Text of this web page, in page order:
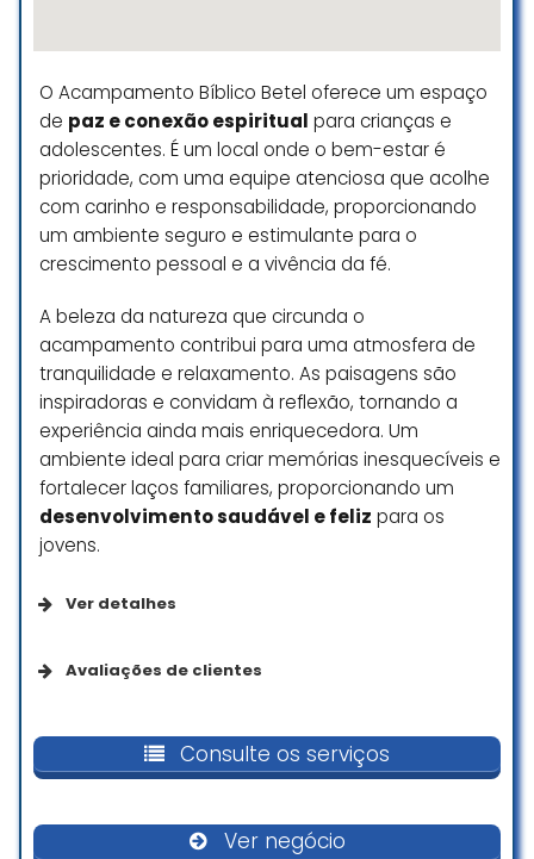
Ótimo localização e infraestrutura.
Silvio Sales
☆ 5/5
O Acampamento Bíblico Betel oferece um espaço
de paz e conexão espiritual para crianças e
adolescentes. É um local onde o bem-estar é
prioridade, com uma equipe atenciosa que acolhe
com carinho e responsabilidade, proporcionando
um ambiente seguro e estimulante para o
crescimento pessoal e a vivência da fé.
A beleza da natureza que circunda o
acampamento contribui para uma atmosfera de
tranquilidade e relaxamento. As paisagens são
inspiradoras e convidam à reflexão, tornando a
experiência ainda mais enriquecedora. Um
ambiente ideal para criar memórias inesquecíveis e
fortalecer laços familiares, proporcionando um
desenvolvimento saudável e feliz para os
jovens.
Ver detalhes
pessoas em cadeira de rodas
Avaliações de clientes
As crianças e adolescentes são
tratadas com carinho e muita
atenciosa.
Consulte os serviços
Ver negócio